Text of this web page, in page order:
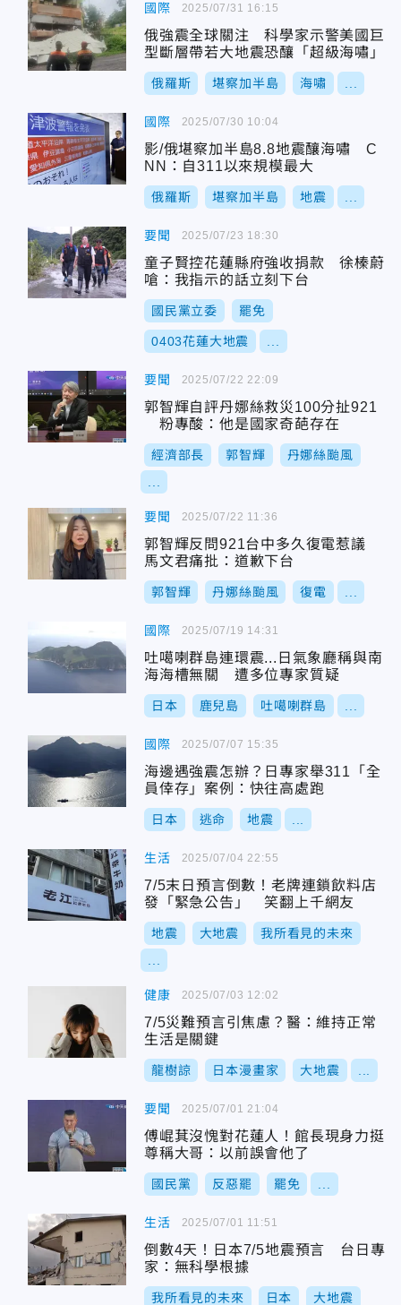
國際
俄強震全球關注 科學家示警美國巨
型斷層帶若大地震恐釀「超級海嘯」
俄羅斯 堪察加半島 海嘯
2025/07/31 16:15
國際
影/俄堪察加半島8.8地震釀海嘯 C
NN：自311以來規模最大
俄羅斯 堪察加半島 地震
2025/07/30 10:04
要聞
童子賢控花蓮縣府強收捐款 徐榛蔚
嗆：我指示的話立刻下台
國民黨立委 罷免
0403花蓮大地震
2025/07/23 18:30
要聞
郭智輝自評丹娜絲救災100分扯921
粉專酸：他是國家奇葩存在
經濟部長 郭智輝 丹娜絲颱風
2025/07/22 22:09
要聞
郭智輝反問921台中多久復電惹議
馬文君痛批：道歉下台
郭智輝 丹娜絲颱風 復電
2025/07/22 11:36
國際
吐噶喇群島連環震...日氣象廳稱與南
海海槽無關 遭多位專家質疑
日本 鹿兒島 吐噶喇群島
2025/07/19 14:31
國際
海邊遇強震怎辦？日專家舉311「全
員倖存」案例：快往高處跑
日本 逃命 地震
2025/07/07 15:35
生活
7/5末日預言倒數！老牌連鎖飲料店
發「緊急公告」 笑翻上千網友
地震 大地震 我所看見的未來
2025/07/04 22:55
健康
7/5災難預言引焦慮？醫：維持正常
生活是關鍵
龍樹諒 日本漫畫家 大地震
2025/07/03 12:02
要聞
傅崐萁沒愧對花蓮人！館長現身力挺
尊稱大哥：以前誤會他了
國民黨 反惡罷 罷免
2025/07/01 21:04
生活
倒數4天！日本7/5地震預言 台日專
家：無科學根據
我所看見的未來 日本 大地震
2025/07/01 11:51